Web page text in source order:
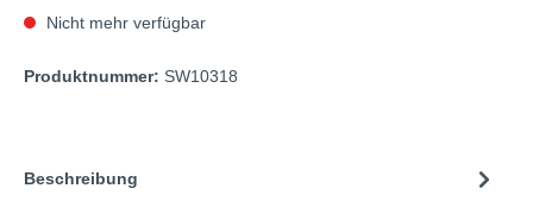
Nicht mehr verfügbar
Produktnummer: SW10318
Beschreibung